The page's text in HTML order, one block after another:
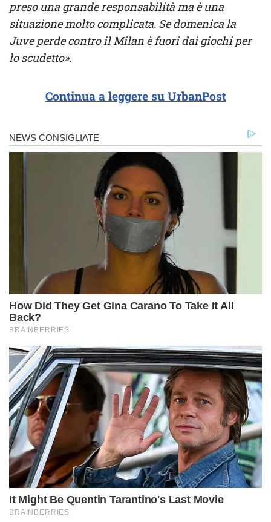
preso una grande responsabilità ma è una
situazione molto complicata. Se domenica la
Juve perde contro il Milan è fuori dai giochi per
lo scudetto».
Continua a leggere su UrbanPost